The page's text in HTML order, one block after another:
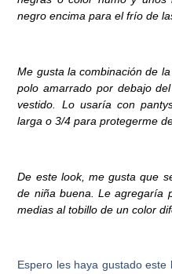
negro encima para el frío de
Me gusta la combinación de
polo amarrado por debajo
vestido. Lo usaría con
larga o 3/4 para protegerme
De este look, me gusta que
de niña buena. Le agregaría
medias al tobillo de un color
Espero les haya gustado